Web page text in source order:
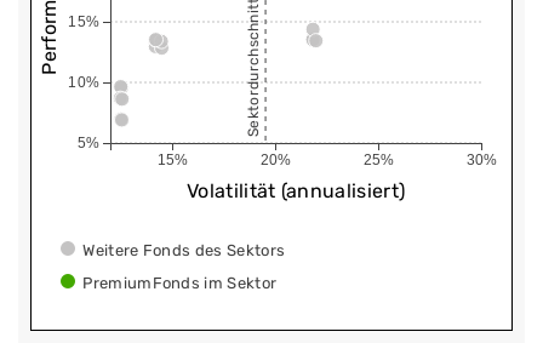
15% 20% 25% 30%
5%
10%
15% Sektordurchschnitt
Volatilität (annualisiert)
Weitere Fonds des Sektors
PremiumFonds im Sektor